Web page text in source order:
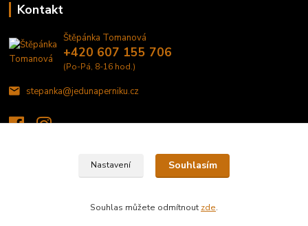
Kontakt
Štěpánka Tomanová
+420 607 155 706
(Po-Pá, 8-16 hod.)
stepanka@jedunaperniku.cz
fondánové listy
Nastavení Souhlasím
Souhlas můžete odmítnout zde.